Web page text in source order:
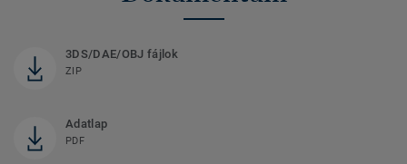
3DS/DAE/OBJ fájlok
ZIP
Adatlap
PDF